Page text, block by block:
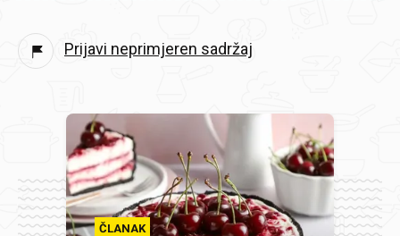
Prijavi neprimjeren sadržaj
ČLANAK